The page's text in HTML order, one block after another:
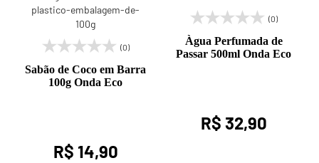
(0)
Sabão de Coco em Barra
100g Onda Eco
R$ 14,90
(0)
Àgua Perfumada de
Passar 500ml Onda Eco
R$ 32,90